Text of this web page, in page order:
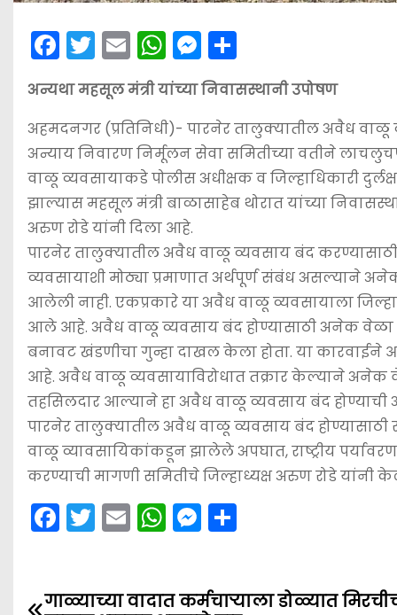
F
a
c
e
b
o
o
k
T
w
itt
er
E
m
ai
l
W
h
a
ts
A
p
p
M
e
s
s
e
n
g
er
h
ar
e
अन्यथा महसूल मंत्री यांच्या निवासस्थानी उपोषण
अहमदनगर (प्रतिनिधी)- पारनेर तालुक्यातील अवैध वाळू
अन्याय निवारण निर्मूलन सेवा समितीच्या वतीने
वाळू व्यवसायाकडे पोलीस अधीक्षक व जिल्हाधिकारी
झाल्यास महसूल मंत्री बाळासाहेब थोरात यांच्या
अरुण रोडे यांनी दिला आहे.
पारनेर तालुक्यातील अवैध वाळू व्यवसाय बंद करण्यासाठी
व्यवसायाशी मोठ्या प्रमाणात अर्थपूर्ण संबंध असल्याने
आलेली नाही. एकप्रकारे या अवैध वाळू व्यवसायाला
आले आहे. अवैध वाळू व्यवसाय बंद होण्यासाठी अनेक वेळा
बनावट खंडणीचा गुन्हा दाखल केला होता. या कारवाईने
आहे. अवैध वाळू व्यवसायाविरोधात तक्रार केल्याने
तहसिलदार आल्याने हा अवैध वाळू व्यवसाय बंद होण्याची
पारनेर तालुक्यातील अवैध वाळू व्यवसाय बंद
वाळू व्यावसायिकांकडून झालेले अपघात, राष्ट्रीय
करण्याची मागणी समितीचे जिल्हाध्यक्ष अरुण रोडे यांनी
F
a
e
T
w
er
E
m
l
W
h
ts
M
e
s e
गाळ्याच्या वादात कर्मचार्‍याला डोळ्यात